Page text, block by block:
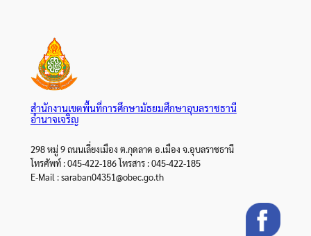
สำนักงานเขตพื้นที่การศึกษามัธยมศึกษาอุบลราชธานี
อำนาจเจริญ
298 หมู่ 9 ถนนเลี่ยงเมือง ต.กุดลาด อ.เมือง จ.อุบลราชธานี
โทรศัพท์ : 045-422-186 โทรสาร : 045-422-185
E-Mail : saraban04351@obec.go.th